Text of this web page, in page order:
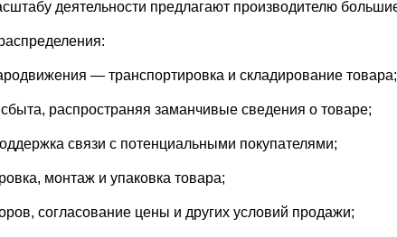
деятельности предлагают производителю
— транспортировка и складирование товара;
распространяя заманчивые сведения о товаре;
связи с потенциальными покупателями;
монтаж и упаковка товара;
согласование цены и других условий продажи;